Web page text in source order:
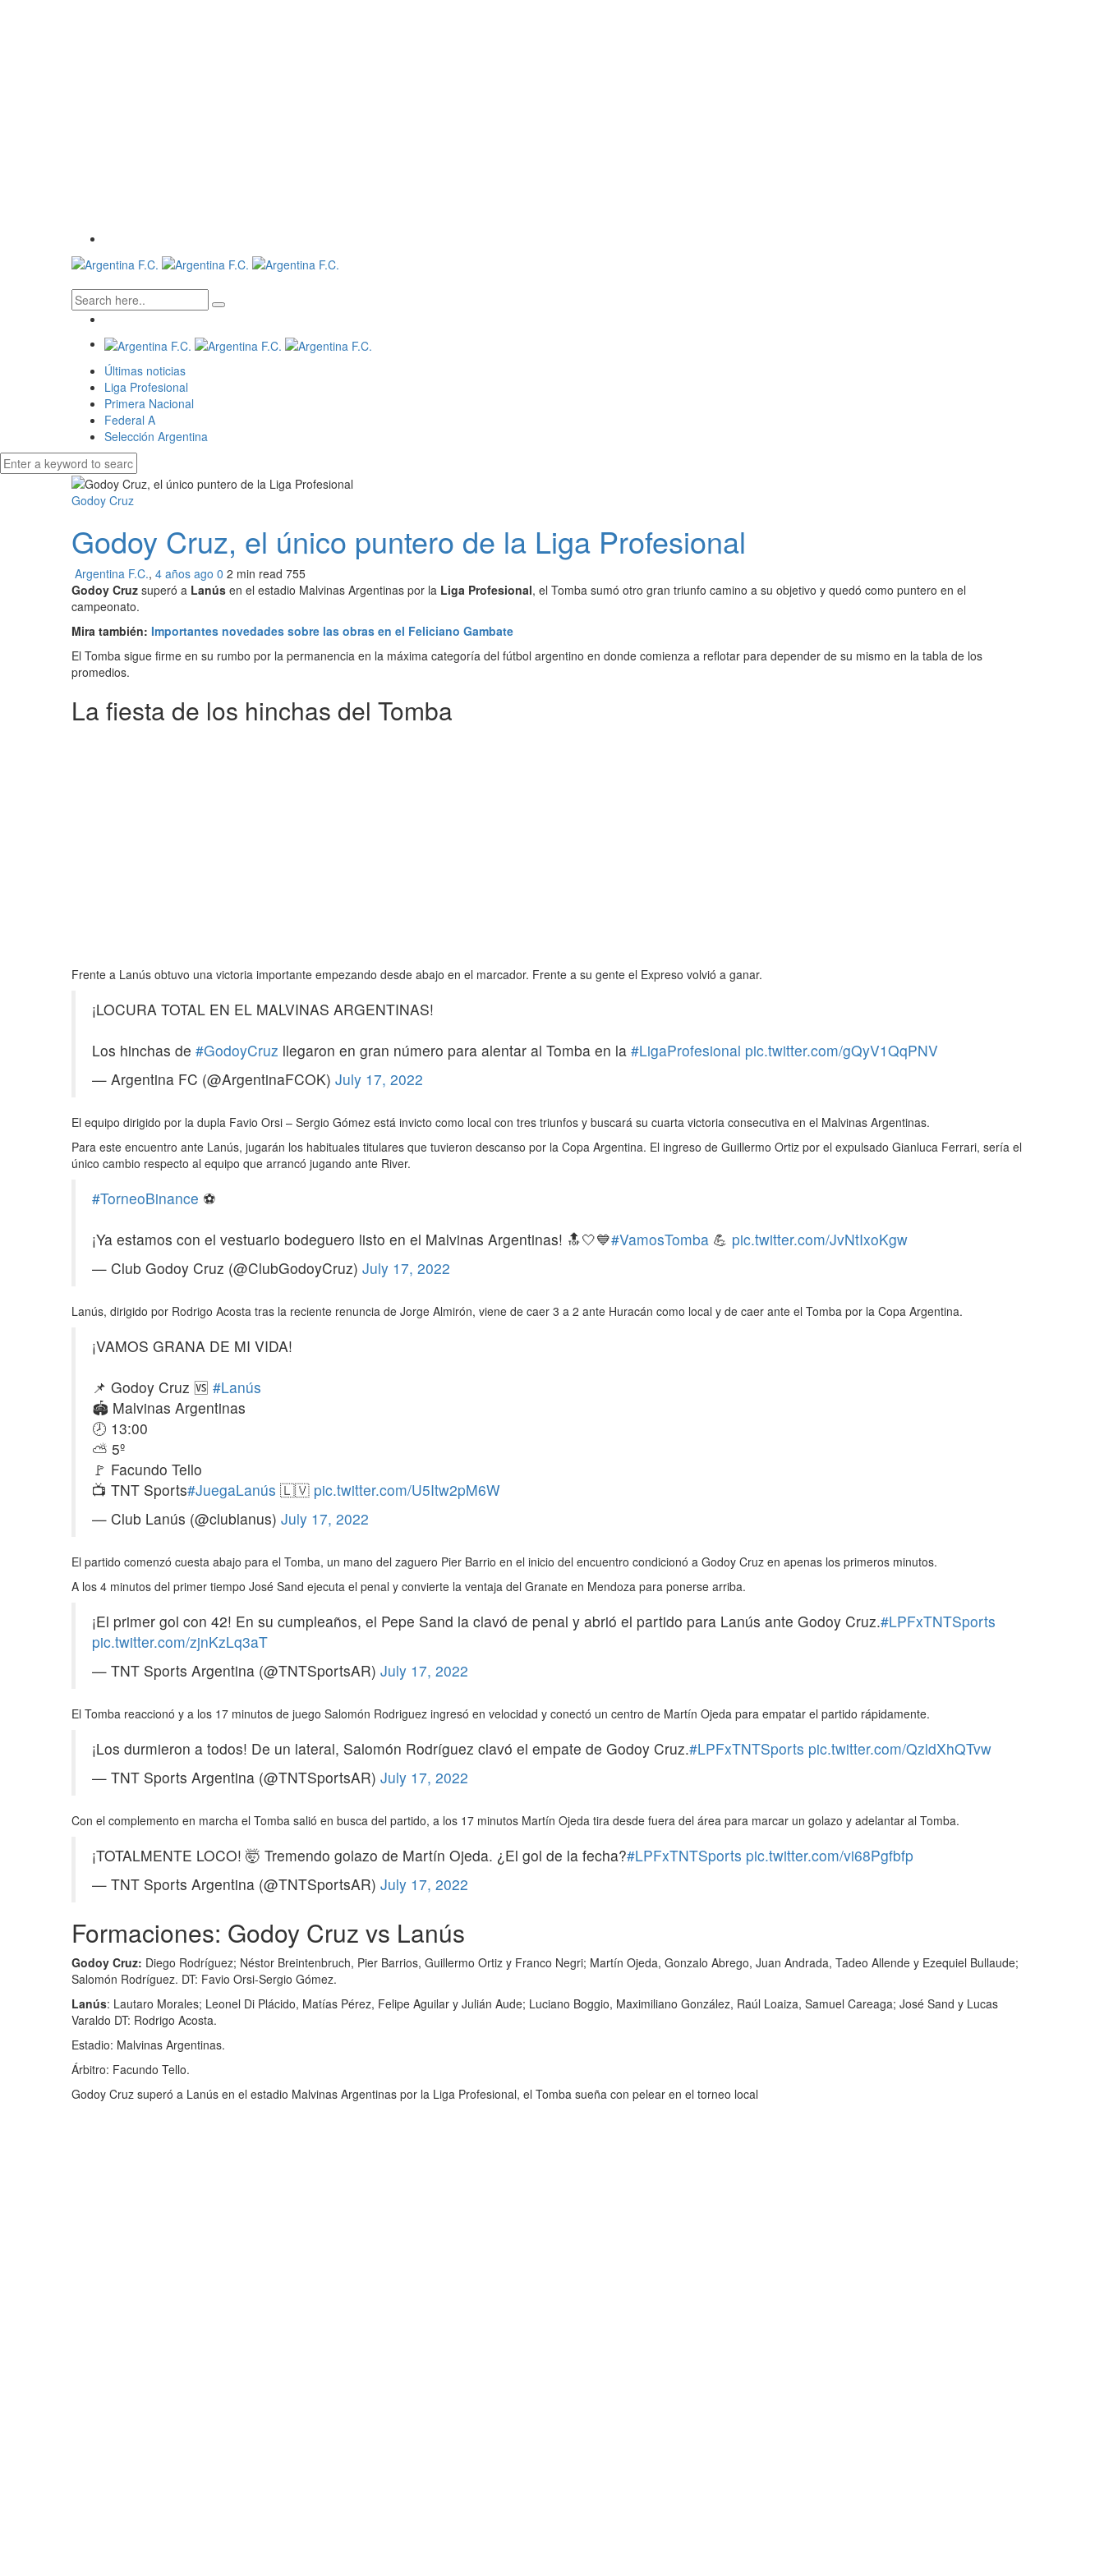
Últimas noticias
Liga Profesional
Primera Nacional
Federal A
Selección Argentina
Godoy Cruz
Godoy Cruz, el único puntero de la Liga Profesional
Argentina F.C., 4 años ago 0 2 min read 755
Godoy Cruz superó a Lanús en el estadio Malvinas Argentinas por la Liga Profesional, el Tomba sumó otro gran triunfo camino a su objetivo y quedó como puntero en el
campeonato.
Mira también: Importantes novedades sobre las obras en el Feliciano Gambate
El Tomba sigue firme en su rumbo por la permanencia en la máxima categoría del fútbol argentino en donde comienza a reflotar para depender de su mismo en la tabla de los
promedios.
La fiesta de los hinchas del Tomba
Frente a Lanús obtuvo una victoria importante empezando desde abajo en el marcador. Frente a su gente el Expreso volvió a ganar.
¡LOCURA TOTAL EN EL MALVINAS ARGENTINAS!
Los hinchas de #GodoyCruz llegaron en gran número para alentar al Tomba en la #LigaProfesional pic.twitter.com/gQyV1QqPNV
— Argentina FC (@ArgentinaFCOK) July 17, 2022
El equipo dirigido por la dupla Favio Orsi – Sergio Gómez está invicto como local con tres triunfos y buscará su cuarta victoria consecutiva en el Malvinas Argentinas.
Para este encuentro ante Lanús, jugarán los habituales titulares que tuvieron descanso por la Copa Argentina. El ingreso de Guillermo Ortiz por el expulsado Gianluca Ferrari, sería el
único cambio respecto al equipo que arrancó jugando ante River.
#TorneoBinance ⚽
¡Ya estamos con el vestuario bodeguero listo en el Malvinas Argentinas! 🔝🤍💙#VamosTomba 💪 pic.twitter.com/JvNtIxoKgw
— Club Godoy Cruz (@ClubGodoyCruz) July 17, 2022
Lanús, dirigido por Rodrigo Acosta tras la reciente renuncia de Jorge Almirón, viene de caer 3 a 2 ante Huracán como local y de caer ante el Tomba por la Copa Argentina.
¡VAMOS GRANA DE MI VIDA!
📌 Godoy Cruz 🆚 #Lanús
🏟️ Malvinas Argentinas
🕗 13:00
⛅ 5º
🚩 Facundo Tello
📺 TNT Sports#JuegaLanús 🇱🇻 pic.twitter.com/U5Itw2pM6W
— Club Lanús (@clublanus) July 17, 2022
El partido comenzó cuesta abajo para el Tomba, un mano del zaguero Pier Barrio en el inicio del encuentro condicionó a Godoy Cruz en apenas los primeros minutos.
A los 4 minutos del primer tiempo José Sand ejecuta el penal y convierte la ventaja del Granate en Mendoza para ponerse arriba.
¡El primer gol con 42! En su cumpleaños, el Pepe Sand la clavó de penal y abrió el partido para Lanús ante Godoy Cruz.#LPFxTNTSports
pic.twitter.com/zjnKzLq3aT
— TNT Sports Argentina (@TNTSportsAR) July 17, 2022
El Tomba reaccionó y a los 17 minutos de juego Salomón Rodriguez ingresó en velocidad y conectó un centro de Martín Ojeda para empatar el partido rápidamente.
¡Los durmieron a todos! De un lateral, Salomón Rodríguez clavó el empate de Godoy Cruz.#LPFxTNTSports pic.twitter.com/QzldXhQTvw
— TNT Sports Argentina (@TNTSportsAR) July 17, 2022
Con el complemento en marcha el Tomba salió en busca del partido, a los 17 minutos Martín Ojeda tira desde fuera del área para marcar un golazo y adelantar al Tomba.
¡TOTALMENTE LOCO! 🤯 Tremendo golazo de Martín Ojeda. ¿El gol de la fecha?#LPFxTNTSports pic.twitter.com/vi68Pgfbfp
— TNT Sports Argentina (@TNTSportsAR) July 17, 2022
Formaciones: Godoy Cruz vs Lanús
Godoy Cruz: Diego Rodríguez; Néstor Breintenbruch, Pier Barrios, Guillermo Ortiz y Franco Negri; Martín Ojeda, Gonzalo Abrego, Juan Andrada, Tadeo Allende y Ezequiel Bullaude;
Salomón Rodríguez. DT: Favio Orsi-Sergio Gómez.
Lanús: Lautaro Morales; Leonel Di Plácido, Matías Pérez, Felipe Aguilar y Julián Aude; Luciano Boggio, Maximiliano González, Raúl Loaiza, Samuel Careaga; José Sand y Lucas
Varaldo DT: Rodrigo Acosta.
Estadio: Malvinas Argentinas.
Árbitro: Facundo Tello.
Godoy Cruz superó a Lanús en el estadio Malvinas Argentinas por la Liga Profesional, el Tomba sueña con pelear en el torneo local